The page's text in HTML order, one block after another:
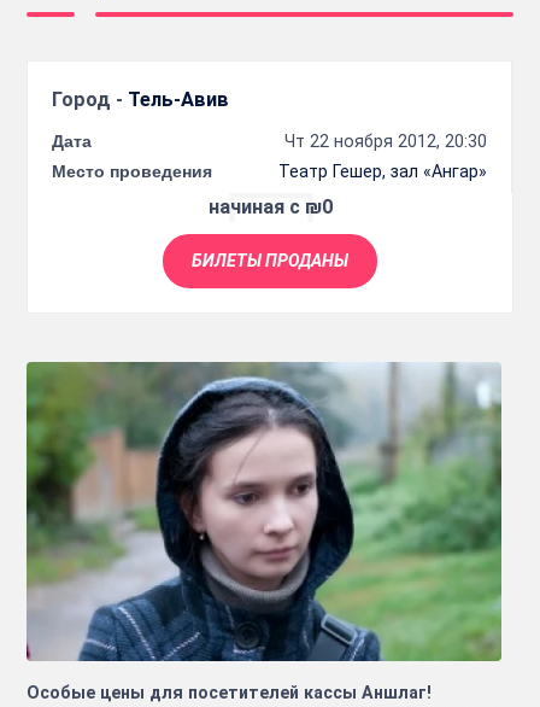
Город - Тель-Авив
Дата
Чт 22 ноября 2012, 20:30
Место проведения
Театр Гешер, зал «Ангар»
начиная с ₪0
БИЛЕТЫ ПРОДАНЫ
Особые цены для посетителей кассы Аншлаг!